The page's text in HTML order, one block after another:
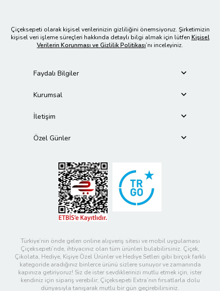
Çiçeksepeti olarak kişisel verilerinizin gizliliğini önemsiyoruz. Şirketimizin
kişisel veri işleme süreçleri hakkında detaylı bilgi almak için lütfen Kişisel
Verilerin Korunması ve Gizlilik Politikası’nı inceleyiniz.
Faydalı Bilgiler
Kurumsal
İletişim
Özel Günler
Türkiye’nin önde gelen online alışveriş sitesi ve mobil uygulaması
Çiçeksepeti’nde, ihtiyacınız olan tüm ürünleri bulabilirsiniz. Çiçek,
Çikolata, Hediye, Kişiye Özel Ürünler ve Hediye Setleri gibi birçok farklı
kategoride aradığınız binlerce ürünü sizlere sunuyor ve zamanında
kapınıza getiriyoruz! Siz de ister sevdiklerinizi mutlu etmek için, ister
kendiniz için sipariş verebilir; Çiçeksepeti Extra’nın fırsatlarla dolu
dünyasıyla tanışarak mutlu bir gün geçirebilirsiniz.